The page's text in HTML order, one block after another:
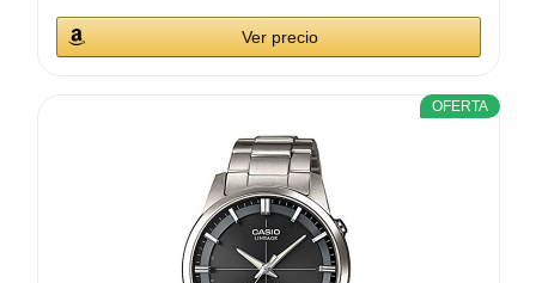
Ver precio
OFERTA